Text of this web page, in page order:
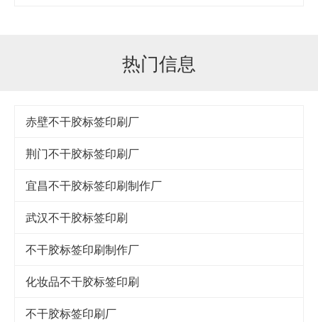
热门信息
赤壁不干胶标签印刷厂
荆门不干胶标签印刷厂
宜昌不干胶标签印刷制作厂
武汉不干胶标签印刷
不干胶标签印刷制作厂
化妆品不干胶标签印刷
不干胶标签印刷厂